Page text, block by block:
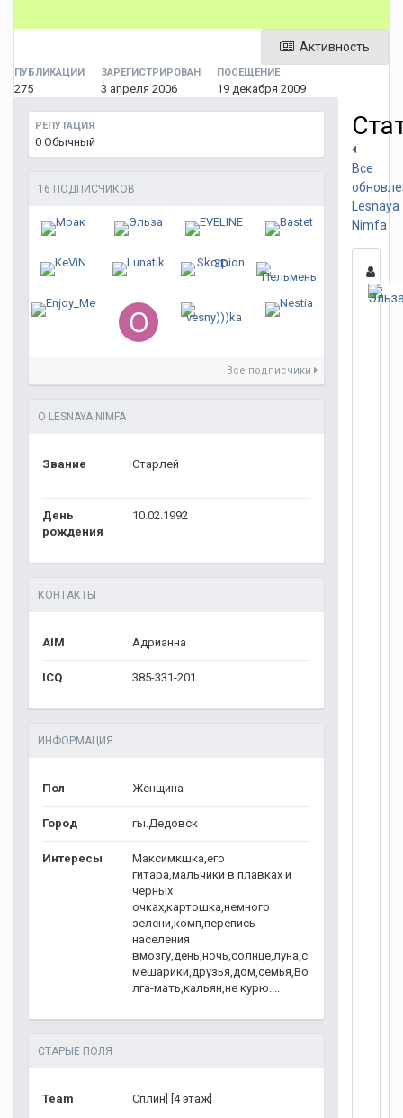
Активность
ПУБЛИКАЦИИ
275
ЗАРЕГИСТРИРОВАН
3 апреля 2006
ПОСЕЩЕНИЕ
19 декабря 2009
РЕПУТАЦИЯ
0 Обычный
16 ПОДПИСЧИКОВ
Все подписчики
О LESNAYA NIMFA
Звание Старлей
День
рождения
10.02.1992
КОНТАКТЫ
AIM Адрианна
ICQ 385-331-201
ИНФОРМАЦИЯ
Пол Женщина
Город гы.Дедовск
Интересы
Максимкшка,его
гитара,мальчики в плавках и
черных
очках,картошка,немного
зелени,комп,перепись
населения
вмозгу,день,ночь,солнце,луна,с
мешарики,друзья,дом,семья,Во
лга-мать,кальян,не курю....
СТАРЫЕ ПОЛЯ
Team Сплин] [4 этаж]
Все
Lesnaya
Nimfa